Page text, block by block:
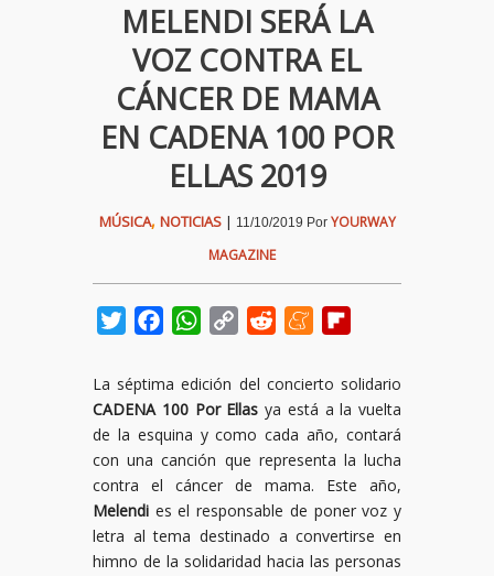
MELENDI SERÁ LA
VOZ CONTRA EL
CÁNCER DE MAMA
EN CADENA 100 POR
ELLAS 2019
MÚSICA, NOTICIAS| 11/10/2019 Por YOURWAY
MAGAZINE
TwitterFacebookWhatsApp
Copy
Reddit Meneame
La séptima edición del concierto solidario
CADENA 100 Por Ellas ya está a la vuelta
de la esquina y como cada año, contará
con una canción que representa la lucha
contra el cáncer de mama. Este año,
Melendi es el responsable de poner voz y
letra al tema destinado a convertirse en
himno de la solidaridad hacia las personas